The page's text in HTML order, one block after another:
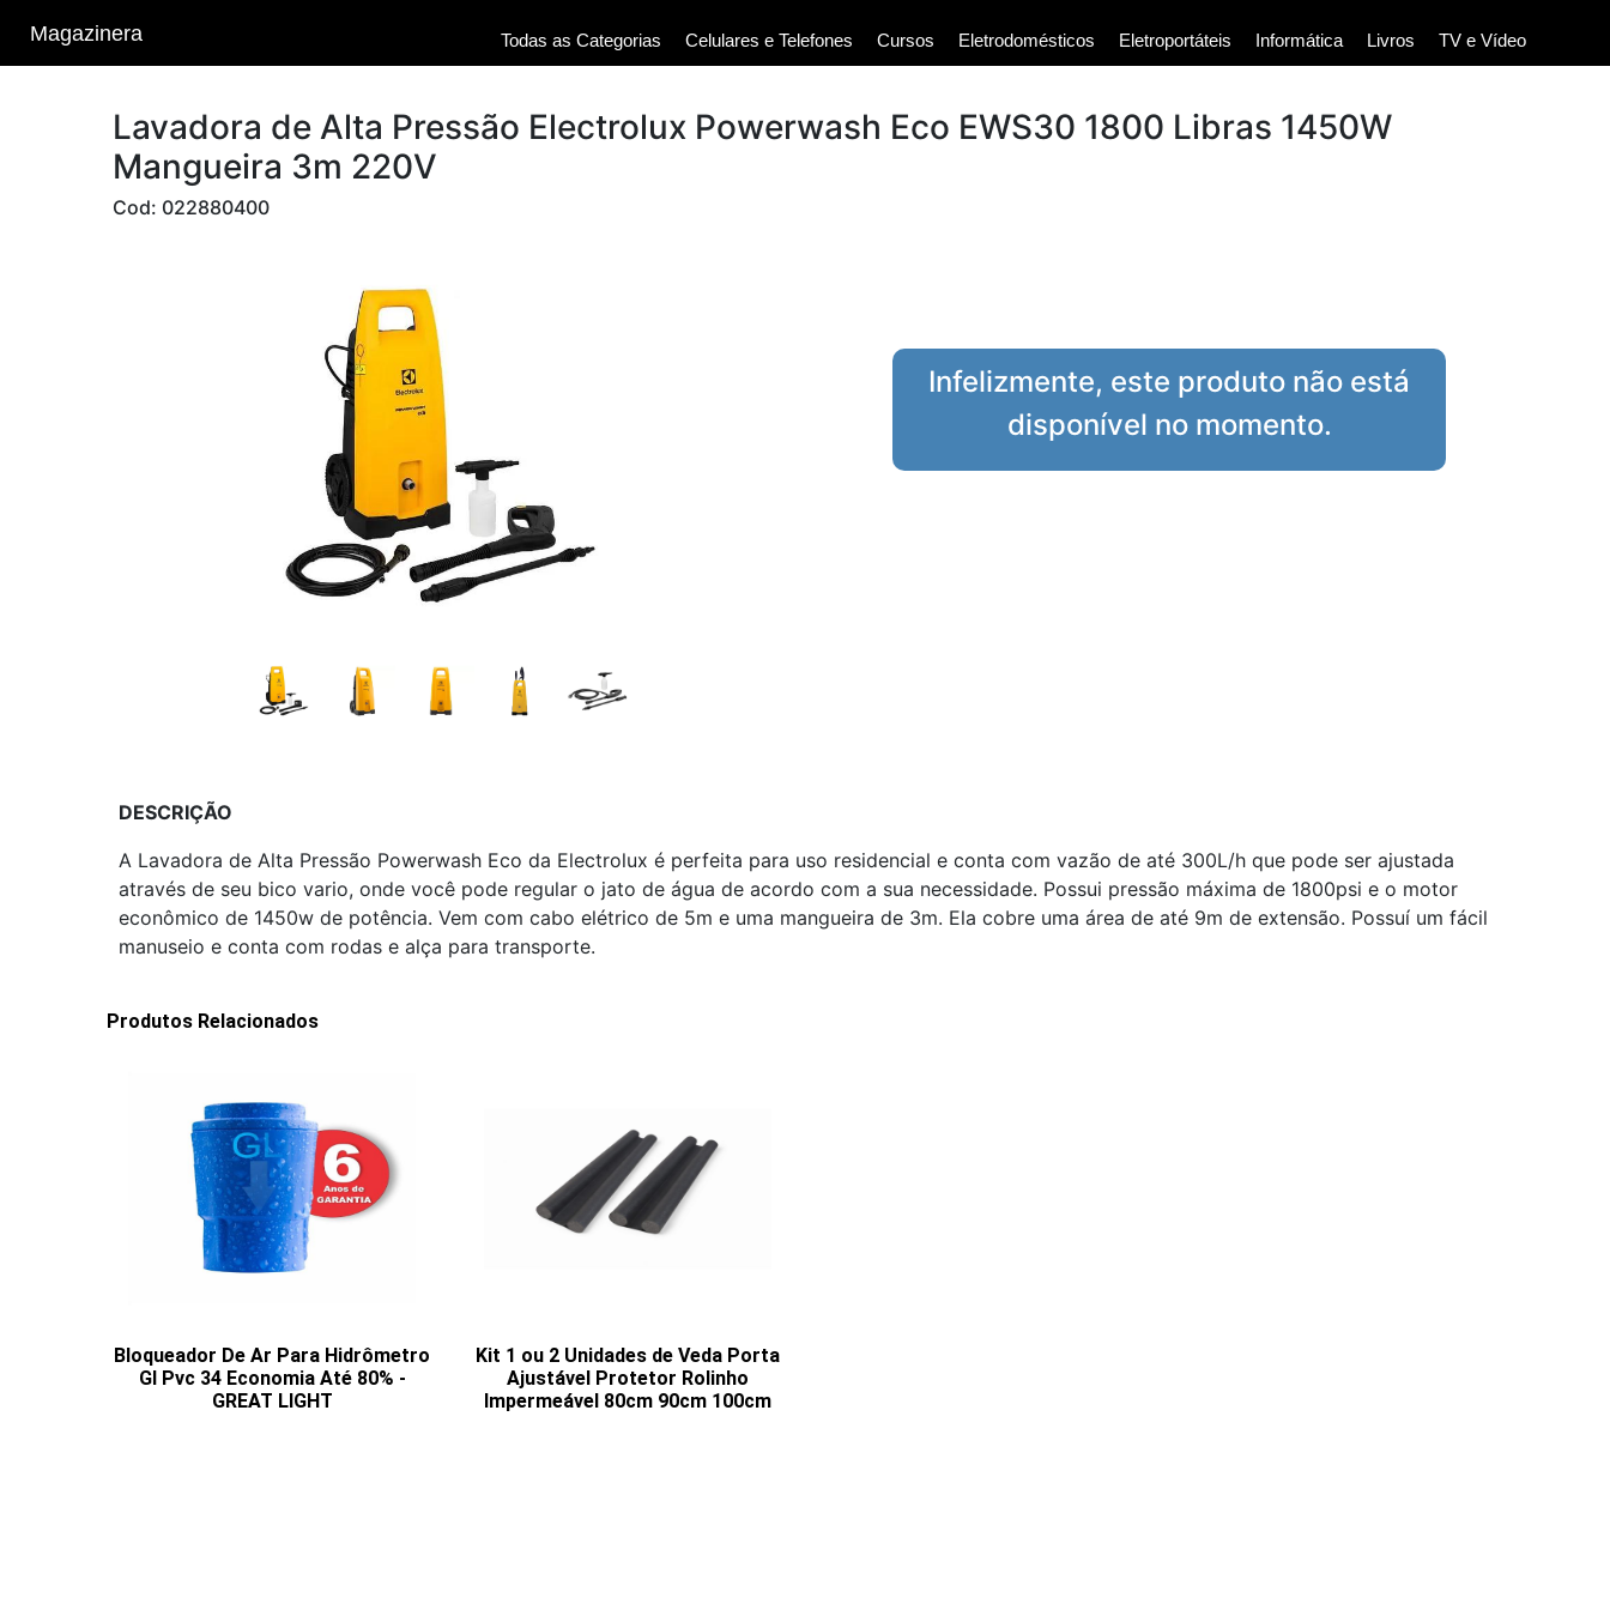
Magazinera Todas as Categorias Celulares e Telefones Cursos Eletrodomésticos Eletroportáteis Informática Livros TV e Vídeo
Lavadora de Alta Pressão Electrolux Powerwash Eco EWS30 1800 Libras 1450W
Mangueira 3m 220V
Cod: 022880400
Infelizmente, este produto não está
disponível no momento.
DESCRIÇÃO
A Lavadora de Alta Pressão Powerwash Eco da Electrolux é perfeita para uso residencial e conta com vazão de até 300L/h que pode ser ajustada
através de seu bico vario, onde você pode regular o jato de água de acordo com a sua necessidade. Possui pressão máxima de 1800psi e o motor
econômico de 1450w de potência. Vem com cabo elétrico de 5m e uma mangueira de 3m. Ela cobre uma área de até 9m de extensão. Possuí um fácil
manuseio e conta com rodas e alça para transporte.
Produtos Relacionados
Bloqueador De Ar Para Hidrômetro
Gl Pvc 34 Economia Até 80% -
GREAT LIGHT
Kit 1 ou 2 Unidades de Veda Porta
Ajustável Protetor Rolinho
Impermeável 80cm 90cm 100cm